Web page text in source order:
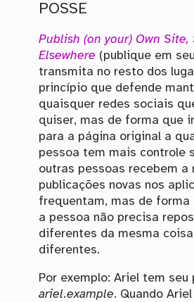
POSSE
Publish (on your) Own Site,
Elsewhere (publique em
transmita no resto dos
princípio que defende
quaisquer redes sociais
quiser, mas de forma que
para a página original a
pessoa tem mais controle
outras pessoas recebem a
publicações novas nos
frequentam, mas de forma
a pessoa não precisa
diferentes da mesma
diferentes.
Por exemplo: Ariel tem
ariel.example. Quando